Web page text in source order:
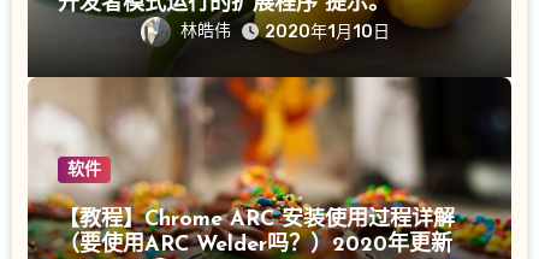
开发者模式运行的扩展程序”提示。
林皓伟 2020年1月10日
软件
【教程】Chrome ARC 安装使用过程详解
（要使用ARC Welder吗？）2020年更新